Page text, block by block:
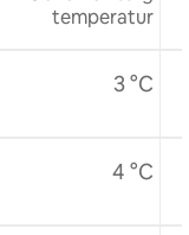
temperatur
3 °C
4 °C